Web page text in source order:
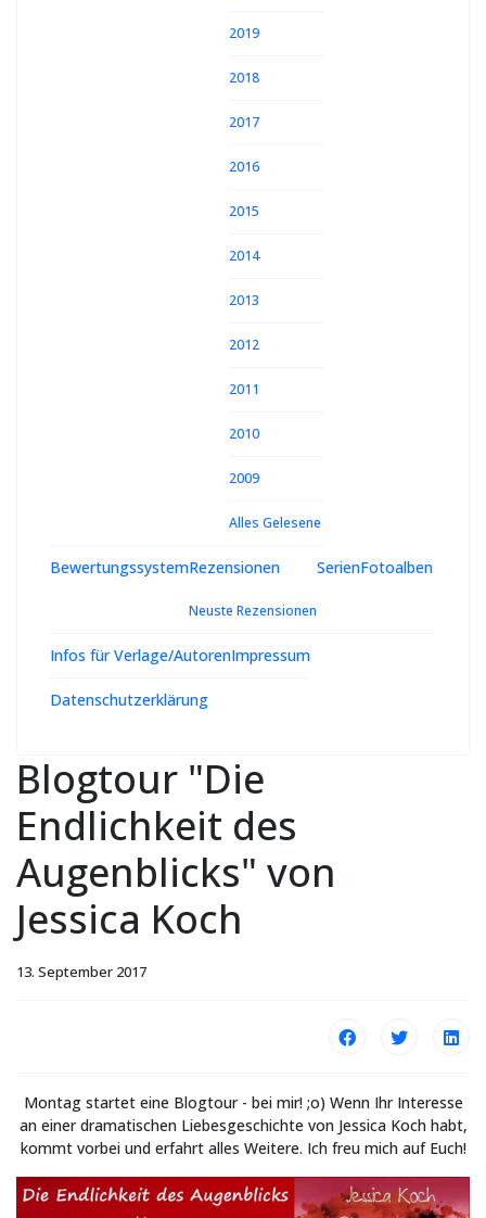
2019
2018
2017
2016
2015
2014
2013
2012
2011
2010
2009
Alles Gelesene
BewertungssystemRezensionen
Neuste Rezensionen
SerienFotoalben
Infos für Verlage/AutorenImpressum
Datenschutzerklärung
Blogtour "Die
Endlichkeit des
Augenblicks" von
Jessica Koch
13. September 2017
Montag startet eine Blogtour - bei mir! ;o) Wenn Ihr Interesse
an einer dramatischen Liebesgeschichte von Jessica Koch habt,
kommt vorbei und erfahrt alles Weitere. Ich freu mich auf Euch!